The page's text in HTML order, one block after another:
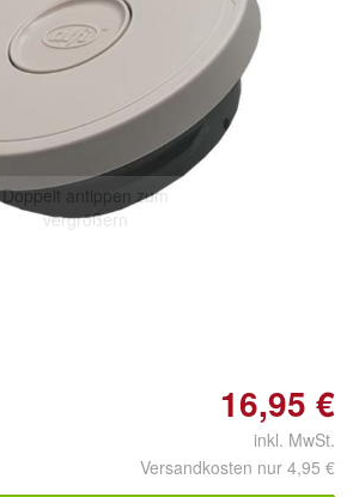
Doppelt antippen zum
vergrößern
16,95 €
inkl. MwSt.
Versandkosten nur 4,95 €